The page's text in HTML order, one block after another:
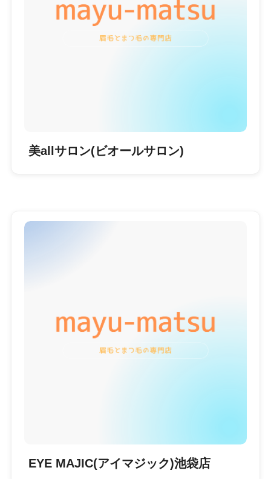
美allサロン(ビオールサロン)
EYE MAJIC(アイマジック)池袋店